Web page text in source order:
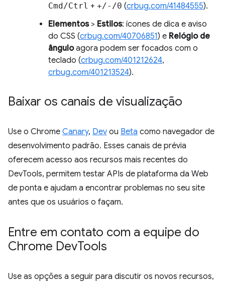
Cmd/Ctrl + +/-/0 (crbug.com/41484555).
Elementos> Estilos: ícones de dica e aviso
do CSS (crbug.com/40706851) e Relógio de
ânguloagora podem ser focados com o
teclado (crbug.com/401212624,
crbug.com/401213524).
Baixar os canais de visualização
Use o Chrome Canary, Dev ou Beta como navegador de
desenvolvimento padrão. Esses canais de prévia
oferecem acesso aos recursos mais recentes do
DevTools, permitem testar APIs de plataforma da Web
de ponta e ajudam a encontrar problemas no seu site
antes que os usuários o façam.
Entre em contato com a equipe do
Chrome DevTools
Use as opções a seguir para discutir os novos recursos,